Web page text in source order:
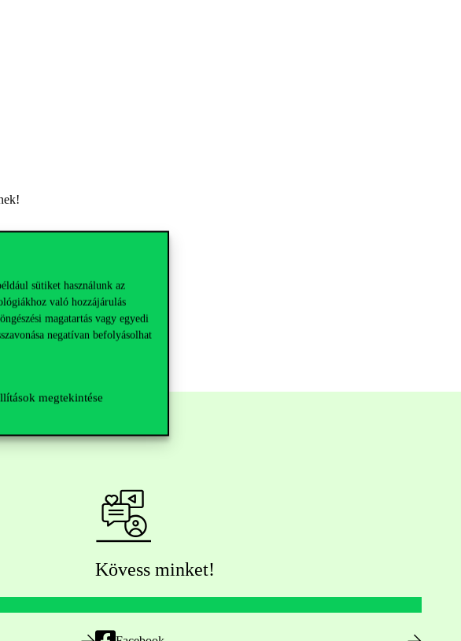
sütiket használunk az
való hozzájárulás
magatartás vagy egyedi
negatívan befolyásolhat
megtekintése
címen!
Kövess minket!